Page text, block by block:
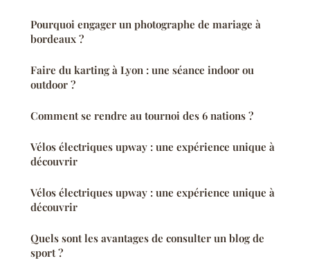
Pourquoi engager un photographe de mariage à
bordeaux ?
Faire du karting à Lyon : une séance indoor ou
outdoor ?
Comment se rendre au tournoi des 6 nations ?
Vélos électriques upway : une expérience unique à
découvrir
Vélos électriques upway : une expérience unique à
découvrir
Quels sont les avantages de consulter un blog de
sport ?